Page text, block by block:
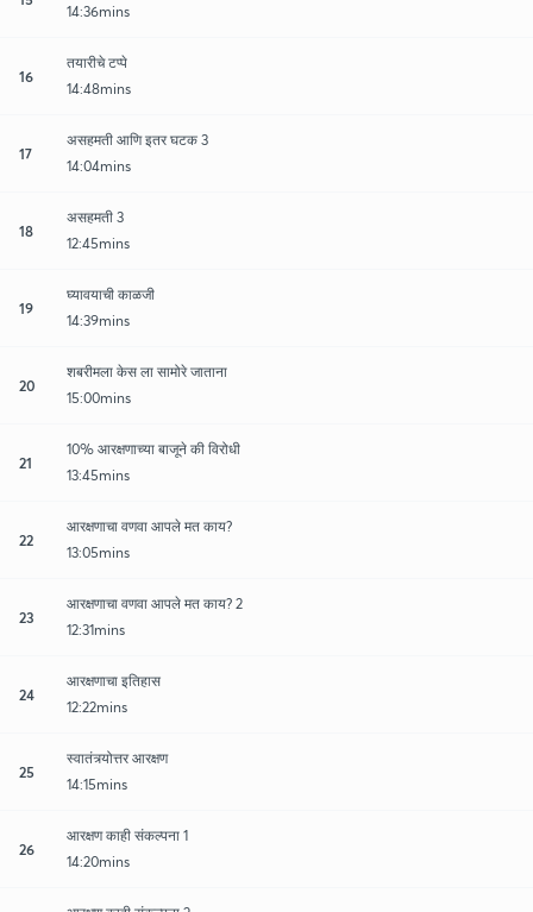
14:36mins
16
तयारीचे टप्पे
14:48mins
17
असहमती आणि इतर घटक 3
14:04mins
18
असहमती 3
12:45mins
19
घ्यावयाची काळजी
14:39mins
20
शबरीमला केस ला सामोरे जाताना
15:00mins
21
10% आरक्षणाच्या बाजूने की विरोधी
13:45mins
22
आरक्षणाचा वणवा आपले मत काय?
13:05mins
23
आरक्षणाचा वणवा आपले मत काय? 2
12:31mins
24
आरक्षणाचा इतिहास
12:22mins
25
स्वातंत्र्योत्तर आरक्षण
14:15mins
26
आरक्षण काही संकल्पना 1
14:20mins